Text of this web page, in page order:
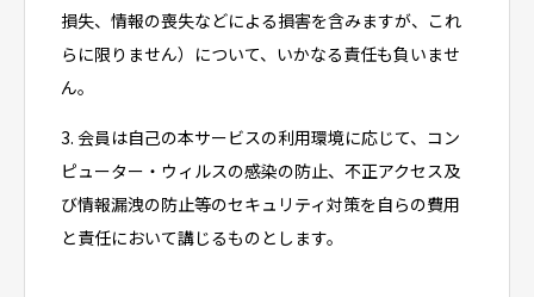
損失、情報の喪失などによる損害を含みますが、これ
らに限りません）について、いかなる責任も負いませ
ん。
3. 会員は自己の本サービスの利用環境に応じて、コン
ピューター・ウィルスの感染の防止、不正アクセス及
び情報漏洩の防止等のセキュリティ対策を自らの費用
と責任において講じるものとします。